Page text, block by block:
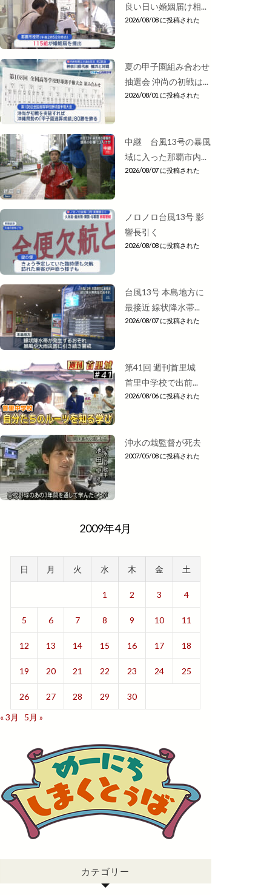
良い日い婚姻届け相...
2026/08/08 に投稿された
夏の甲子園組み合わせ
抽選会 沖尚の初戦は...
2026/08/01 に投稿された
中継 台風13号の暴風
域に入った那覇市内...
2026/08/07 に投稿された
ノロノロ台風13号 影
響長引く
2026/08/08 に投稿された
台風13号 本島地方に
最接近 線状降水帯...
2026/08/07 に投稿された
第41回 週刊首里城
首里中学校で出前...
2026/08/06 に投稿された
沖水の栽監督が死去
2007/05/08 に投稿された
2009年4月
日 月 火 水 木 金 土
1 2 3 4
5 6 7 8 9 10 11
12 13 14 15 16 17 18
19 20 21 22 23 24 25
26 27 28 29
30
« 3月
5月 »
カテゴリー